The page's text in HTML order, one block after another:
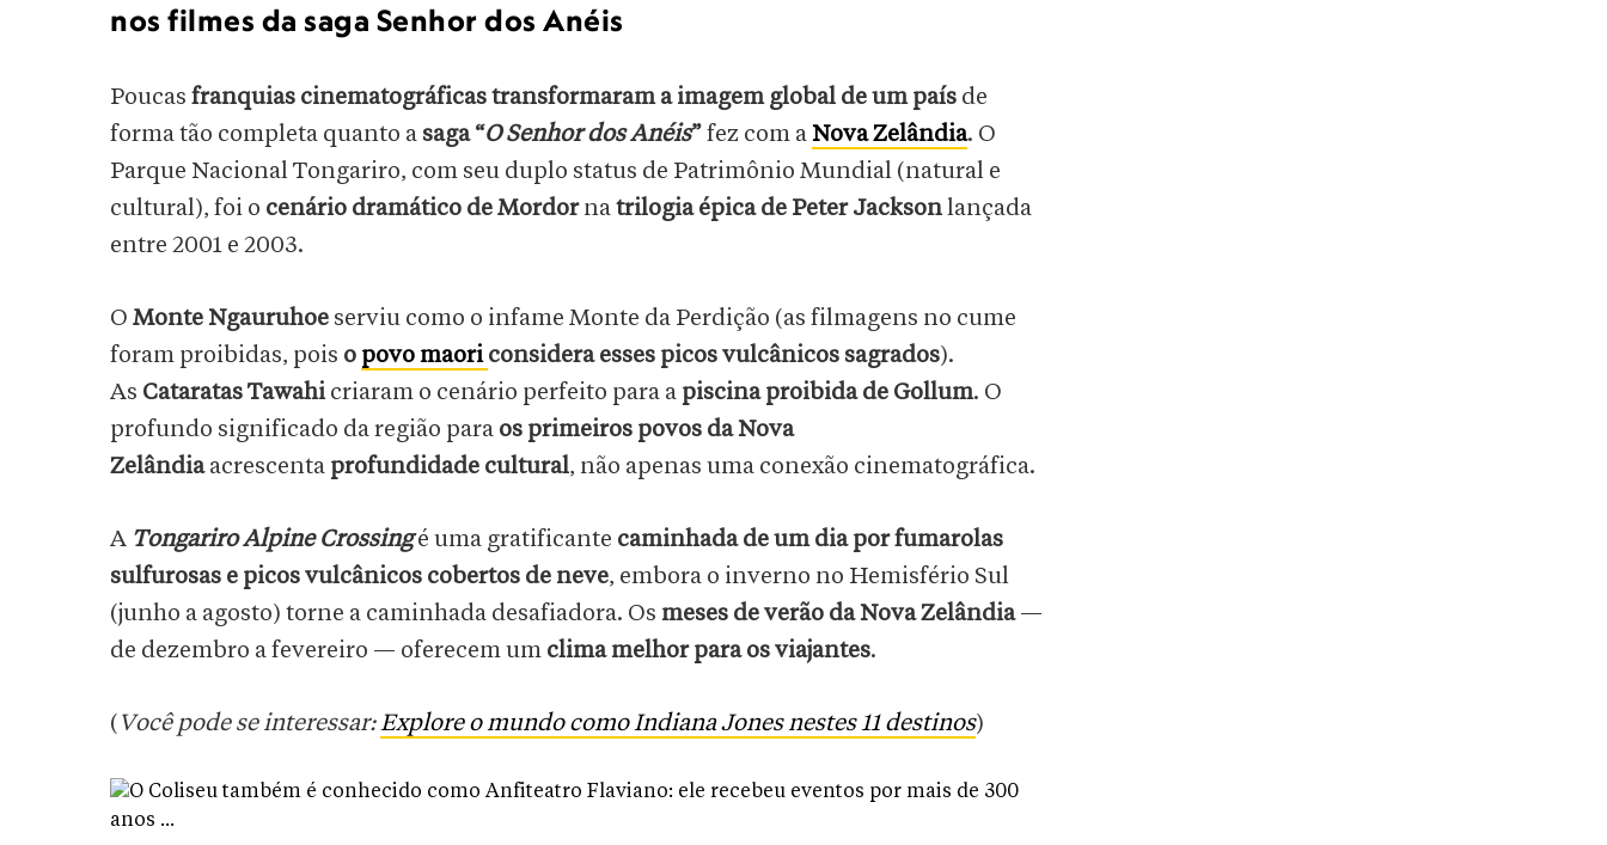
nos filmes da saga Senhor dos Anéis
Poucas franquias cinematográficas transformaram a imagem global de um país de
forma tão completa quanto a saga “O Senhor dos Anéis”fez com a Nova Zelândia. O
Parque Nacional Tongariro, com seu duplo status de Patrimônio Mundial (natural e
cultural), foi o cenário dramático de Mordornatrilogia épica de Peter Jacksonlançada
entre 2001 e 2003.
O Monte Ngauruhoe serviu como o infame Monte da Perdição (as filmagens no cume
foram proibidas, pois o povo maoriconsidera esses picos vulcânicos sagrados).
As Cataratas Tawahicriaram o cenário perfeito para a piscina proibida de Gollum. O
profundo significado da região para os primeiros povos da Nova
Zelândiaacrescenta profundidade cultural, não apenas uma conexão cinematográfica.
A Tongariro Alpine Crossingé uma gratificante caminhada de um dia por fumarolas
sulfurosas e picos vulcânicos cobertos de neve, embora o inverno no Hemisfério Sul
(junho a agosto) torne a caminhada desafiadora. Os meses de verão da Nova Zelândia—
de dezembro a fevereiro — oferecem um clima melhor para os viajantes.
( Você pode se interessar:Explore o mundo como Indiana Jones nestes 11 destinos)